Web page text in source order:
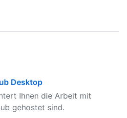
Desktop
Ihnen die Arbeit mit
gehostet sind.